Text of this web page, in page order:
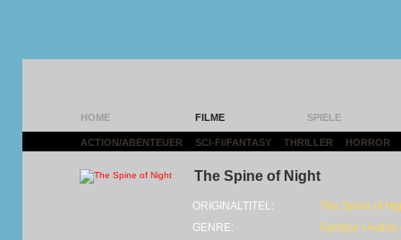
HOME FILME SPIELE
ACTION/ABENTEUER SCI-FI/FANTASY THRILLER HORROR
The Spine of Night
ORIGINALTITEL:
The Spine of
GENRE:
Fantasy •